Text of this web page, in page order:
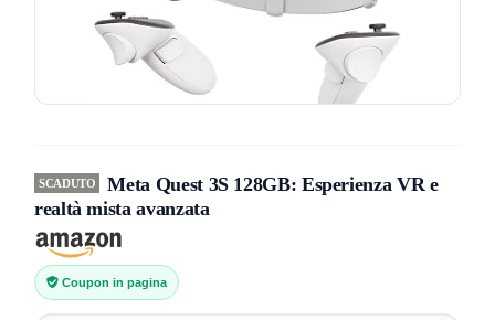
SCADUTO
Meta Quest 3S 128GB: Esperienza VR e
realtà mista avanzata
Coupon in pagina